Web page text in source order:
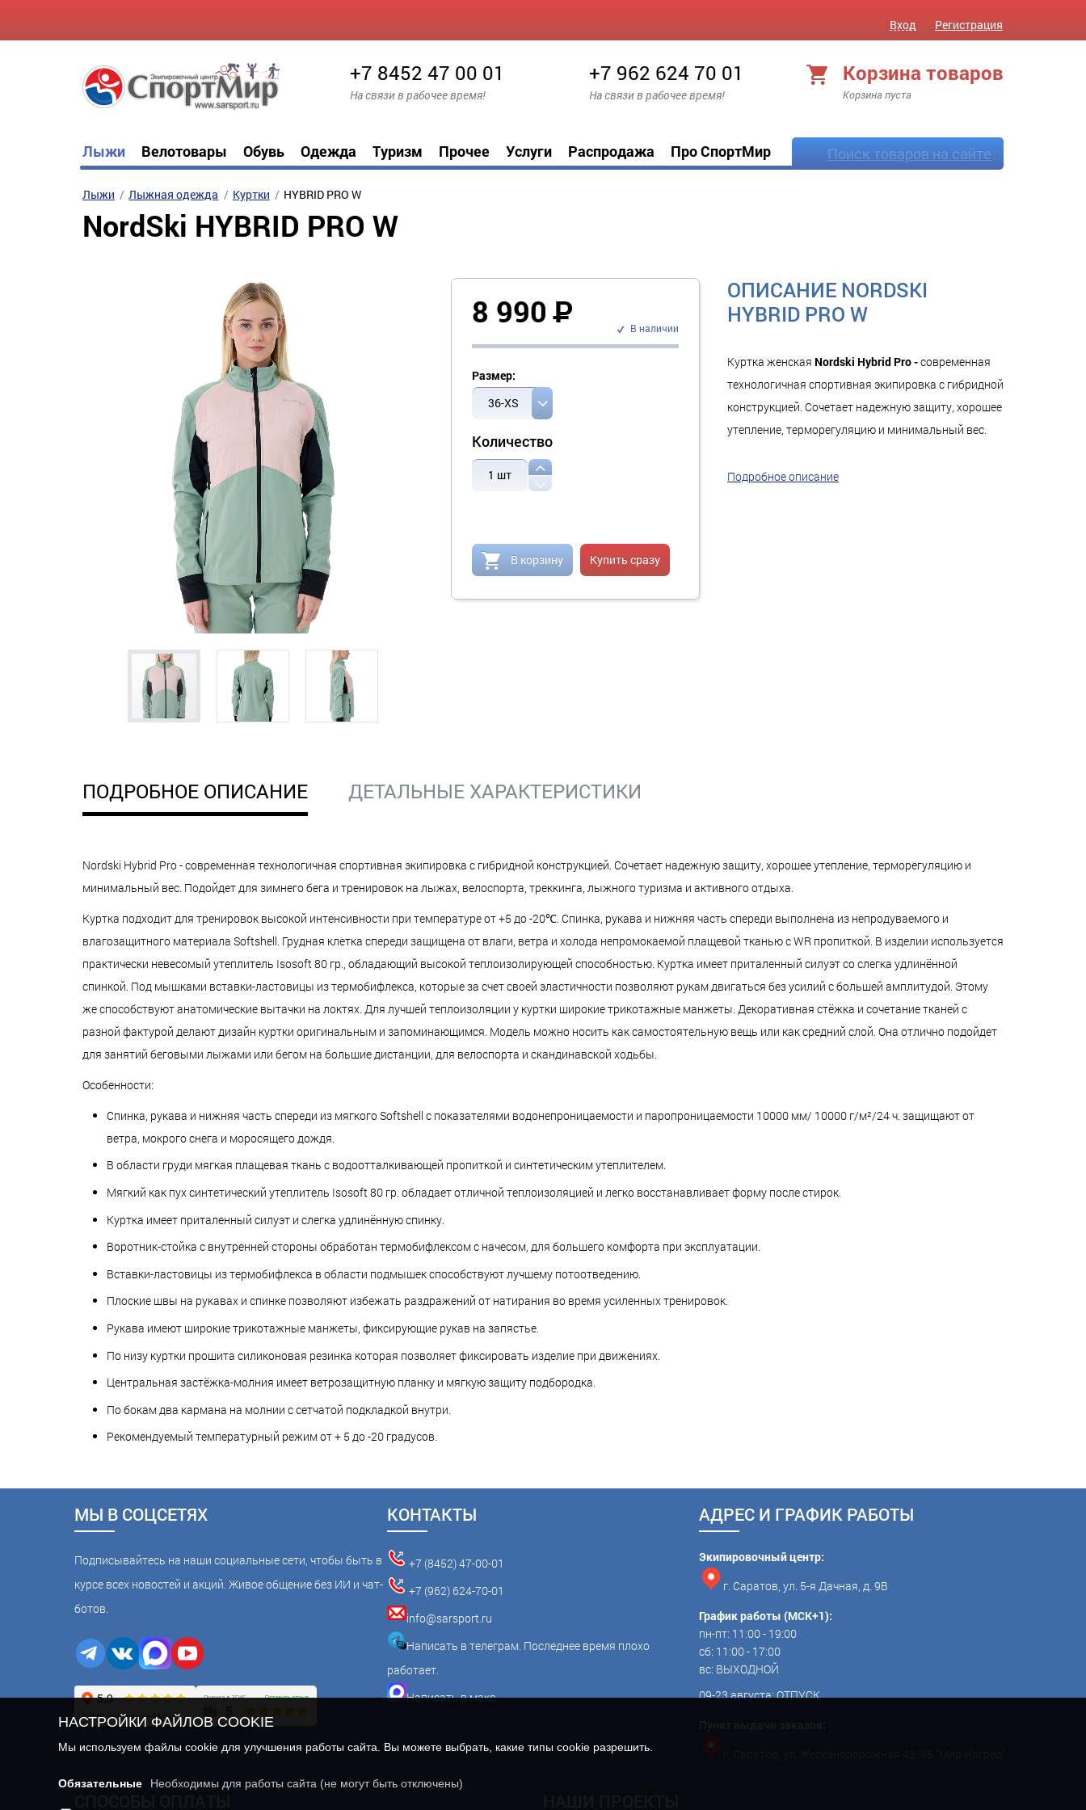
Вход Регистрация
+7 8452 47 00 01
На связи в рабочее время!
+7 962 624 70 01
На связи в рабочее время!
Корзина товаров
Корзина пуста
Лыжи Велотовары Обувь Одежда Туризм Прочее Услуги Распродажа Про СпортМир Поиск товаров на сайте
Лыжи Лыжная одежда Куртки HYBRID PRO W
NordSki HYBRID PRO W
8 990Р В наличии
Размер:
36-XS
Количество
1 шт
В корзину Купить сразу
ОПИСАНИЕ NORDSKI
HYBRID PRO W
Куртка женская Nordski Hybrid Pro -современная
технологичная спортивная экипировка с гибридной
конструкцией. Сочетает надежную защиту, хорошее
утепление, терморегуляцию и минимальный вес.
Подробное описание
ПОДРОБНОЕ ОПИСАНИЕ ДЕТАЛЬНЫЕ ХАРАКТЕРИСТИКИ
Nordski Hybrid Pro - современная технологичная спортивная экипировка с гибридной конструкцией. Сочетает надежную защиту, хорошее утепление, терморегуляцию и
минимальный вес. Подойдет для зимнего бега и тренировок на лыжах, велоспорта, треккинга, лыжного туризма и активного отдыха.
Куртка подходит для тренировок высокой интенсивности при температуре от +5 до -20℃. Спинка, рукава и нижняя часть спереди выполнена из непродуваемого и
влагозащитного материала Softshell. Грудная клетка спереди защищена от влаги, ветра и холода непромокаемой плащевой тканью с WR пропиткой. В изделии используется
практически невесомый утеплитель Isosoft 80 гр., обладающий высокой теплоизолирующей способностью. Куртка имеет приталенный силуэт со слегка удлинённой
спинкой. Под мышками вставки-ластовицы из термобифлекса, которые за счет своей эластичности позволяют рукам двигаться без усилий с большей амплитудой. Этому
же способствуют анатомические вытачки на локтях. Для лучшей теплоизоляции у куртки широкие трикотажные манжеты. Декоративная стёжка и сочетание тканей с
разной фактурой делают дизайн куртки оригинальным и запоминающимся. Модель можно носить как самостоятельную вещь или как средний слой. Она отлично подойдет
для занятий беговыми лыжами или бегом на большие дистанции, для велоспорта и скандинавской ходьбы.
Особенности:
Спинка, рукава и нижняя часть спереди из мягкого Softshell с показателями водонепроницаемости и паропроницаемости 10000 мм/ 10000 г/м²/24 ч. защищают от
ветра, мокрого снега и моросящего дождя.
В области груди мягкая плащевая ткань с водоотталкивающей пропиткой и синтетическим утеплителем.
Мягкий как пух синтетический утеплитель Isosoft 80 гр. обладает отличной теплоизоляцией и легко восстанавливает форму после стирок.
Куртка имеет приталенный силуэт и слегка удлинённую спинку.
Воротник-стойка с внутренней стороны обработан термобифлексом с начесом, для большего комфорта при эксплуатации.
Вставки-ластовицы из термобифлекса в области подмышек способствуют лучшему потоотведению.
Плоские швы на рукавах и спинке позволяют избежать раздражений от натирания во время усиленных тренировок.
Рукава имеют широкие трикотажные манжеты, фиксирующие рукав на запястье.
По низу куртки прошита силиконовая резинка которая позволяет фиксировать изделие при движениях.
Центральная застёжка-молния имеет ветрозащитную планку и мягкую защиту подбородка.
По бокам два кармана на молнии с сетчатой подкладкой внутри.
Рекомендуемый температурный режим от + 5 до -20 градусов.
МЫ В СОЦСЕТЯХ
Подписывайтесь на наши социальные сети, чтобы быть в
курсе всех новостей и акций. Живое общение без ИИ и чат-
ботов.
КОНТАКТЫ
+7 (8452) 47-00-01
+7 (962) 624-70-01
info@sarsport.ru
Написать в телеграм. Последнее время плохо
работает.
Написать в макс
АДРЕС И ГРАФИК РАБОТЫ
Экипировочный центр:
г. Саратов, ул. 5-я Дачная, д. 9В
График работы (МСК+1):
пн-пт: 11:00 - 19:00
сб: 11:00 - 17:00
вс: ВЫХОДНОЙ
09-23 августа: ОТПУСК
НАСТРОЙКИ ФАЙЛОВ COOKIE
Мы используем файлы cookie для улучшения работы сайта. Вы можете выбрать, какие типы cookie разрешить.
Обязательные Необходимы для работы сайта (не могут быть отключены)